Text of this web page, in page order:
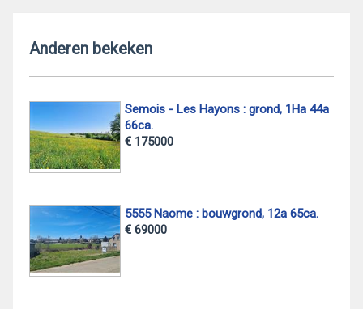
Anderen bekeken
Semois - Les Hayons : grond, 1Ha 44a
66ca.
€ 175000
5555 Naome : bouwgrond, 12a 65ca.
€ 69000